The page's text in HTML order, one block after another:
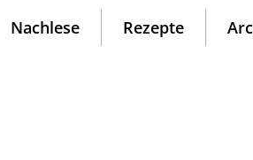
Nachlese Rezepte